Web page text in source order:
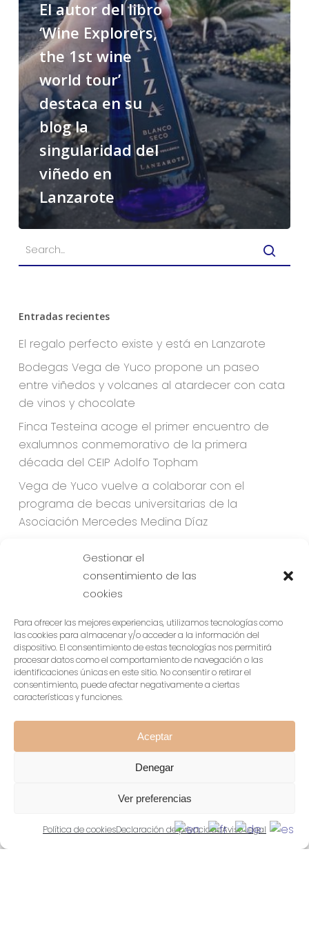
Gestionar el
consentimiento de las
cookies
Para ofrecer las mejores experiencias, utilizamos tecnologías como
las cookies para almacenar y/o acceder a la información del
dispositivo. El consentimiento de estas tecnologías nos permitirá
procesar datos como el comportamiento de navegación o las
identificaciones únicas en este sitio. No consentir o retirar el
consentimiento, puede afectar negativamente a ciertas
características y funciones.
Aceptar
Denegar
Ver preferencias
Política de cookiesDeclaración de privacidadAviso Legal
El autor del libro
‘Wine Explorers,
the 1st wine
world tour’
destaca en su
blog la
singularidad del
viñedo en
Lanzarote
Entradas recientes
El regalo perfecto existe y está en Lanzarote
Bodegas Vega de Yuco propone un paseo
entre viñedos y volcanes al atardecer con cata
de vinos y chocolate
Finca Testeina acoge el primer encuentro de
exalumnos conmemorativo de la primera
década del CEIP Adolfo Topham
Vega de Yuco vuelve a colaborar con el
programa de becas universitarias de la
Asociación Mercedes Medina Díaz
CARRETERA GENERAL DE LA GERIA, LZ-30, KM 13. C.P.
35575. MASDACHE (TÍAS). LANZAROTE | LAS PALMAS
| +34 828 150 099